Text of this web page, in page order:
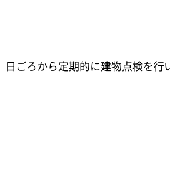
ごろから定期的に建物点検を行